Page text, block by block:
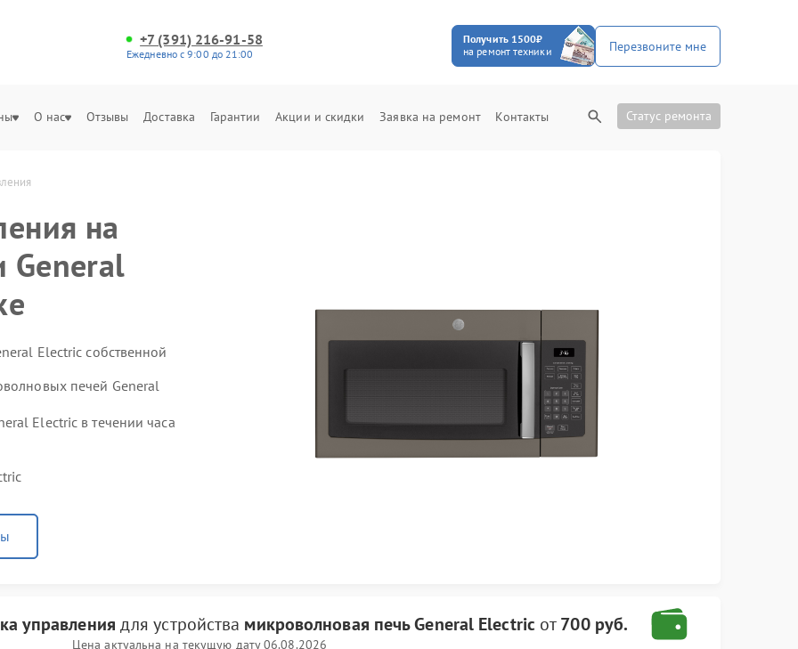
+7 (391) 216-91-58
Ежедневно с 9:00 до 21:00
Получить 1500₽
на ремонт техники
Перезвоните мне
О нас Отзывы Доставка Гарантии Акции и скидки Заявка на ремонт Контакты Статус ремонта
на
General
Electric собственной
печей General
Electric в течении часа
управления для устройства микроволновая печь General Electric от700 руб.
Цена актуальна на текущую дату 06.08.2026